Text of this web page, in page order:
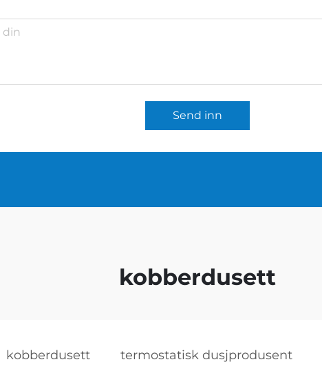
Send inn
kobberdusett
kobberdusett termostatisk dusjprodusent